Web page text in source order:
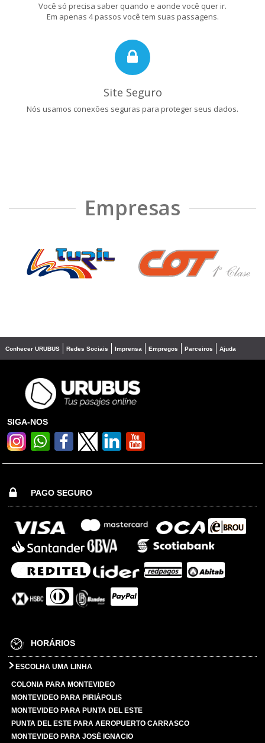
Você só precisa saber quando e aonde você quer ir.
Em apenas 4 passos você tem suas passagens.
Site Seguro
Nós usamos conexões seguras para proteger seus dados.
Empresas
❮ ❯
Conhecer URUBUS Redes Sociais Imprensa Empregos Parceiros Ajuda
SIGA-NOS
PAGO SEGURO
HORÁRIOS
ESCOLHA UMA LINHA
COLONIA PARA MONTEVIDEO
MONTEVIDEO PARA PIRIÁPOLIS
MONTEVIDEO PARA PUNTA DEL ESTE
PUNTA DEL ESTE PARA AEROPUERTO CARRASCO
MONTEVIDEO PARA JOSÉ IGNACIO